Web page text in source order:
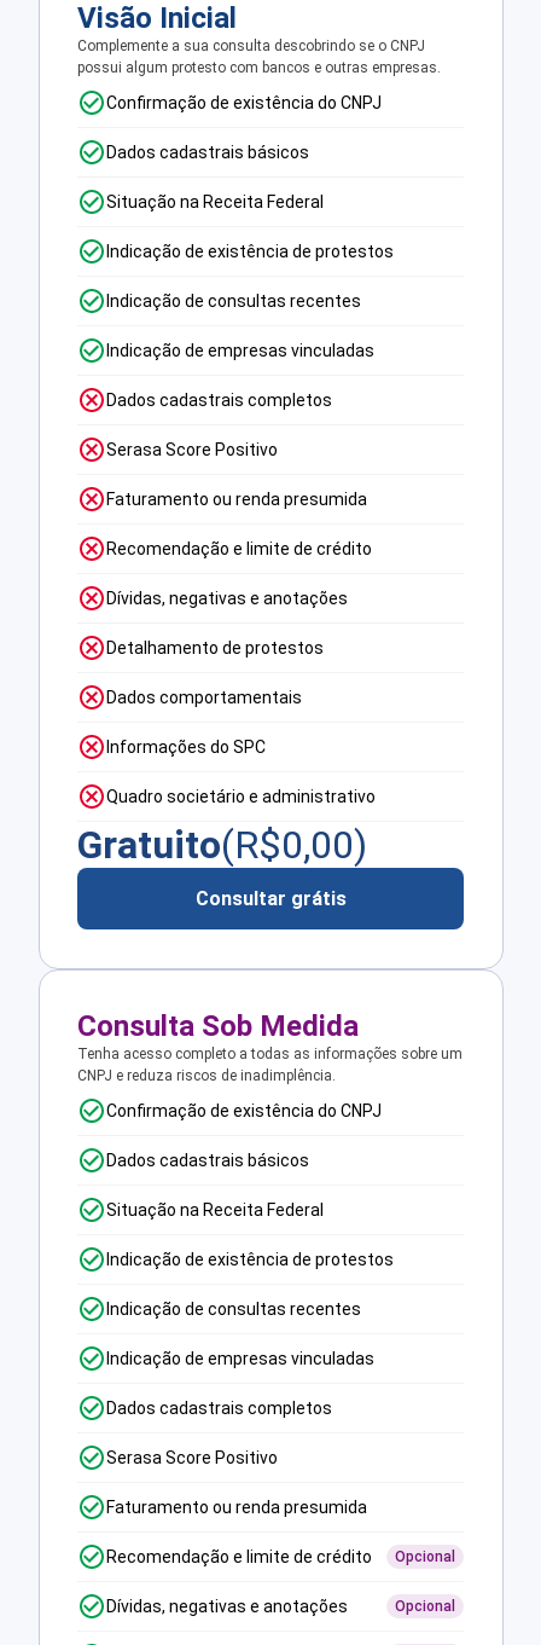
Visão Inicial
Complemente a sua consulta descobrindo se o CNPJ
possui algum protesto com bancos e outras empresas.
Confirmação de existência do CNPJ
Dados cadastrais básicos
Situação na Receita Federal
Indicação de existência de protestos
Indicação de consultas recentes
Indicação de empresas vinculadas
Dados cadastrais completos
Serasa Score Positivo
Faturamento ou renda presumida
Recomendação e limite de crédito
Dívidas, negativas e anotações
Detalhamento de protestos
Dados comportamentais
Informações do SPC
Quadro societário e administrativo
Gratuito(R$0,00)
Consultar grátis
Consulta Sob Medida
Tenha acesso completo a todas as informações sobre um
CNPJ e reduza riscos de inadimplência.
Confirmação de existência do CNPJ
Dados cadastrais básicos
Situação na Receita Federal
Indicação de existência de protestos
Indicação de consultas recentes
Indicação de empresas vinculadas
Dados cadastrais completos
Serasa Score Positivo
Faturamento ou renda presumida
Recomendação e limite de crédito Opcional
Dívidas, negativas e anotações Opcional